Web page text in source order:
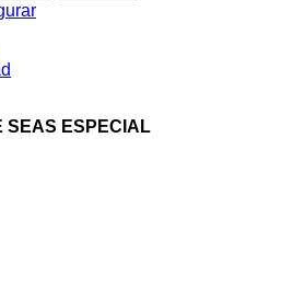
SEAS ESPECIAL